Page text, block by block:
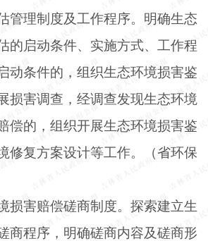
管理制度及工作程序。明确生态
的启动条件、实施方式、工作程
动条件的，组织生态环境损害鉴
损害调查，经调查发现生态环境
偿的，组织开展生态环境损害鉴
修复方案设计等工作。（省环保
损害赔偿磋商制度。探索建立生
商程序，明确磋商内容及磋商形